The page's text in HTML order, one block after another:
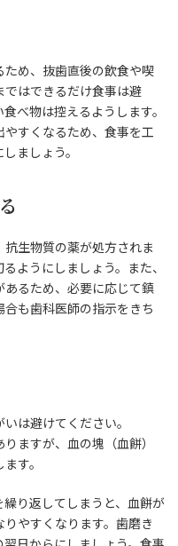
め、抜歯直後の飲食や喫
はできるだけ食事は避
べ物は控えるようします。
すくなるため、食事を工
ましょう。
生物質の薬が処方されま
ようにしましょう。また、
るため、必要に応じて鎮
も歯科医師の指示をきち
は避けてください。
ますが、血の塊（血餅）
す。
り返してしまうと、血餅が
やすくなります。歯磨き